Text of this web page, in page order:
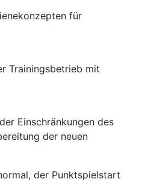
für
Trainingsbetrieb mit
Einschränkungen des
der neuen
der Punktspielstart